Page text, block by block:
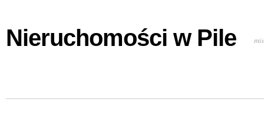
Nieruchomości w Pile